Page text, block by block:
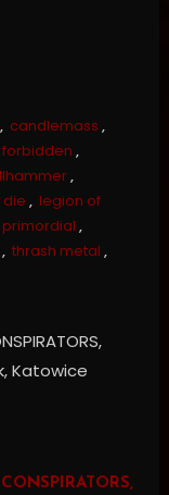
, candlemass ,
forbidden ,
,
die , legion of
primordial ,
, thrash metal ,